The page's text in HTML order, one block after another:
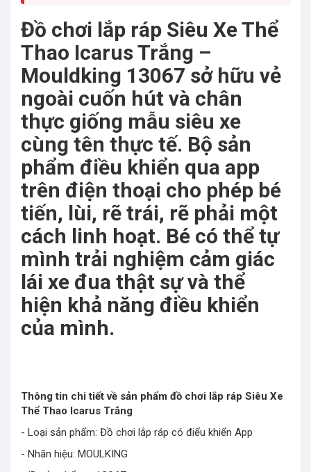
Đồ chơi lắp ráp Siêu Xe Thể
Thao Icarus Trắng –
Mouldking 13067 sở hữu vẻ
ngoài cuốn hút và chân
thực giống mẫu siêu xe
cùng tên thực tế. Bộ sản
phẩm điều khiển qua app
trên điện thoại cho phép bé
tiến, lùi, rẽ trái, rẽ phải một
cách linh hoạt. Bé có thể tự
mình trải nghiệm cảm giác
lái xe đua thật sự và thể
hiện khả năng điều khiển
của mình.
Thông tin chi tiết về sản phẩm đồ chơi lắp ráp Siêu Xe
Thể Thao Icarus Trắng
- Loại sản phẩm: Đồ chơi lắp ráp có điểu khiển App
- Nhãn hiệu: MOULKING